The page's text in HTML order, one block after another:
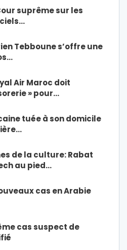
suprême sur les
Tebboune s’offre une
Air Maroc doit
» pour…
tuée à son domicile
de la culture: Rabat
au pied…
cas en Arabie
cas suspect de